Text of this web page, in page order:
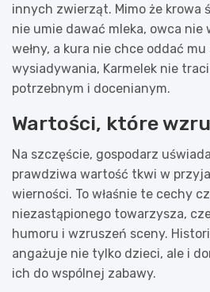
innych zwierząt. Mimo że krowa
nie umie dawać mleka, owca nie
wełny, a kura nie chce oddać
wysiadywania, Karmelek nie
potrzebnym i docenianym.
Wartości, które
Na szczęście, gospodarz
prawdziwa wartość tkwi w
wierności. To właśnie te cechy
niezastąpionego towarzysza,
humoru i wzruszeń sceny.
angażuje nie tylko dzieci, ale i
ich do wspólnej zabawy.